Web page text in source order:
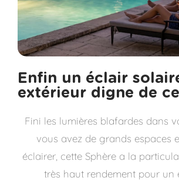
Enfin un éclair
extérieur digne de
Fini les lumières blafardes dans
vous avez de grands espaces
éclairer, cette Sphère a la
très haut rendement pour un